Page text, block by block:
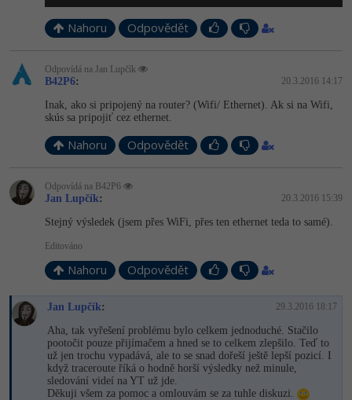
Nahoru Odpovědět
Odpovídá na Jan Lupčík
B42P6: 20.3.2016 14:17
Inak, ako si pripojený na router? (Wifi/ Ethernet). Ak si na Wifi,
skús sa pripojiť cez ethernet.
Nahoru Odpovědět
Odpovídá na B42P6
Jan Lupčík: 20.3.2016 15:39
Stejný výsledek (jsem přes WiFi, přes ten ethernet teda to samé).
Editováno
Nahoru Odpovědět
Jan Lupčík: 29.3.2016 18:17
Aha, tak vyřešení problému bylo celkem jednoduché. Stačilo
pootočit pouze přijímačem a hned se to celkem zlepšilo. Teď to
už jen trochu vypadává, ale to se snad dořeší ještě lepší pozicí. I
když traceroute říká o hodně horší výsledky než minule,
sledování videí na YT už jde.
Děkuji všem za pomoc a omlouvám se za tuhle diskuzi.